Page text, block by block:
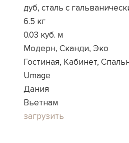
дуб, сталь с
6.5 кг
0.03 куб. м
Модерн, Сканди, Эко
Гостиная, Кабинет,
Umage
Дания
Вьетнам
загрузить